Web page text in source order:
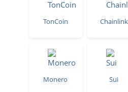
TonCoin Chainlink
Monero Sui